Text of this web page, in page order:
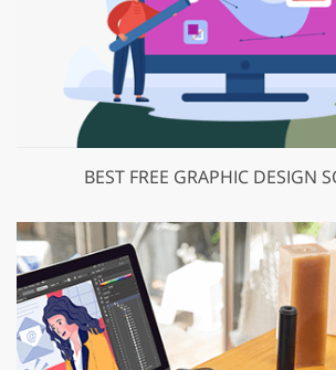
BEST FREE GRAPHIC DESIGN